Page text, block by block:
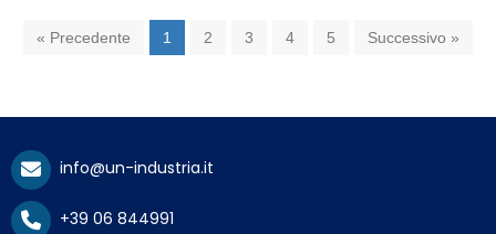
« Precedente 1 2 3 4 5 Successivo »
info@un-industria.it
+39 06 844991